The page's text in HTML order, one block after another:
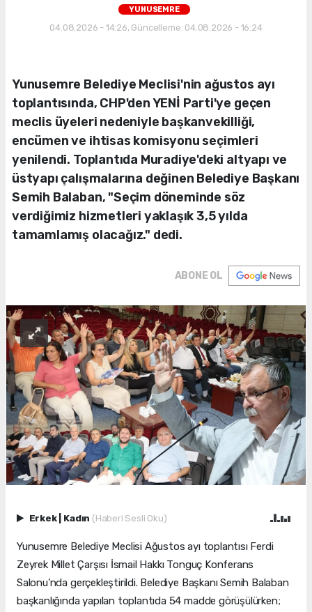
YUNUSEMRE
04.08.2026 - 14:26, Güncelleme: 04.08.2026 - 16:24
Yunusemre Belediye Meclisi'nin ağustos ayı
toplantısında, CHP'den YENİ Parti'ye geçen
meclis üyeleri nedeniyle başkanvekilliği,
encümen ve ihtisas komisyonu seçimleri
yenilendi. Toplantıda Muradiye'deki altyapı ve
üstyapı çalışmalarına değinen Belediye Başkanı
Semih Balaban, "Seçim döneminde söz
verdiğimiz hizmetleri yaklaşık 3,5 yılda
tamamlamış olacağız." dedi.
ABONE OL
Erkek Kadın (Haberi Sesli Oku)
Yunusemre Belediye Meclisi Ağustos ayı toplantısı Ferdi
Zeyrek Millet Çarşısı İsmail Hakkı Tonguç Konferans
Salonu’nda gerçekleştirildi. Belediye Başkanı Semih Balaban
başkanlığında yapılan toplantıda 54 madde görüşülürken;